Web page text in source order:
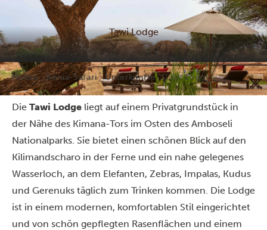
Tawi Lodge
Home Kenia-Safari Unterkünfte Tawi Lodge
Die Tawi Lodge liegt auf einem Privatgrundstück in
der Nähe des Kimana-Tors im Osten des Amboseli
Nationalparks. Sie bietet einen schönen Blick auf den
Kilimandscharo in der Ferne und ein nahe gelegenes
Wasserloch, an dem Elefanten, Zebras, Impalas, Kudus
und Gerenuks täglich zum Trinken kommen. Die Lodge
ist in einem modernen, komfortablen Stil eingerichtet
und von schön gepflegten Rasenflächen und einem